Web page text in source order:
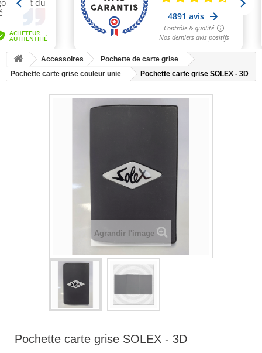
Accessoires
Pochette de carte grise
Pochette carte grise couleur unie
Pochette carte grise SOLEX - 3D
Agrandir l'image
Pochette carte grise SOLEX - 3D